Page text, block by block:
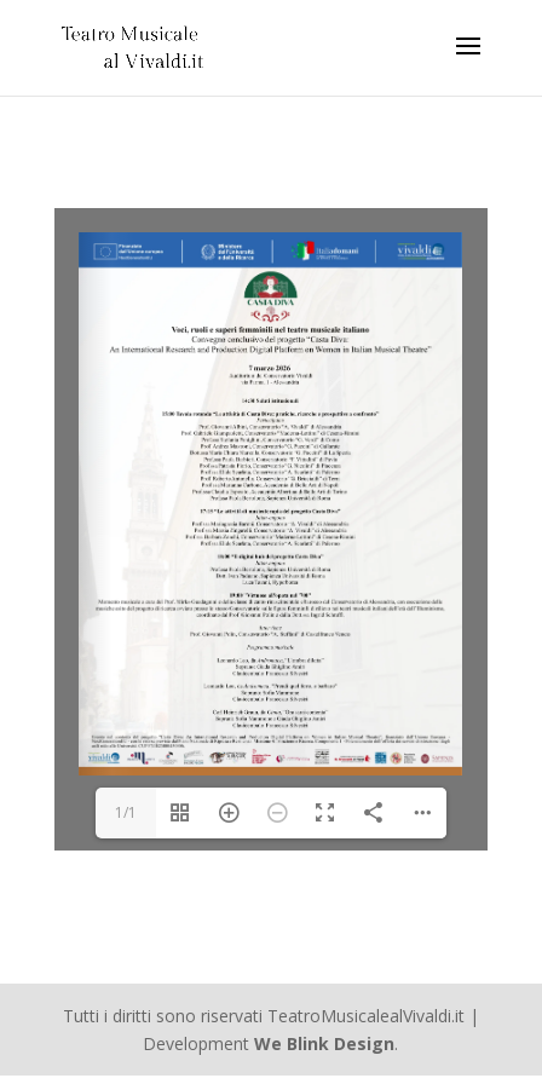
1/1
Tutti i diritti sono riservati TeatroMusicalealVivaldi.it |
DevelopmentWe Blink Design.